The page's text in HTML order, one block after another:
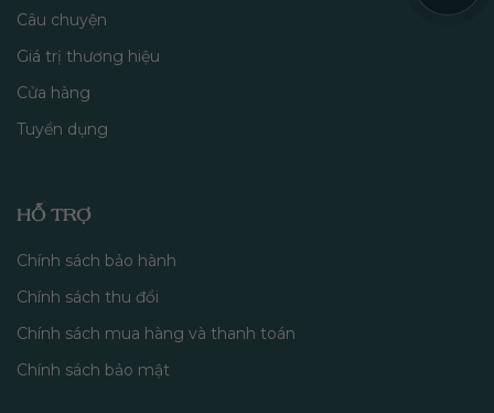
Câu chuyện
Giá trị thương hiệu
Cửa hàng
Tuyển dụng
HỖ TRỢ
Chính sách bảo hành
Chính sách thu đổi
Chính sách mua hàng và thanh toán
Chính sách bảo mật